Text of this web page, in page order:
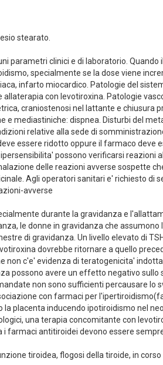
stearato.
parametri clinici e di laboratorio.
specialmente se la dose viene
infarto miocardico. Patologie del
con levotiroxina. Patologie
craniostenosi nel lattante e
mediastiniche: dispnea. Disturbi del
relative alla sede di
essere ridotto oppure il farmaco deve
possono verificarsi
delle reazioni avverse sospette
Agli operatori sanitari e' richiesto di
avverse
durante la gravidanza e
le donne in gravidanza che
di gravidanza. Un livello elevato di
dovrebbe ritornare a quello
c'e' evidenza di teratogenicita'
possono avere un effetto negativo
non sono sufficienti percausare lo
con farmaci per
placenta inducendo ipotiroidismo nel
una terapia concomitante con
farmaci antitiroidei devono essere
tiroidea, flogosi della tiroide, in corso